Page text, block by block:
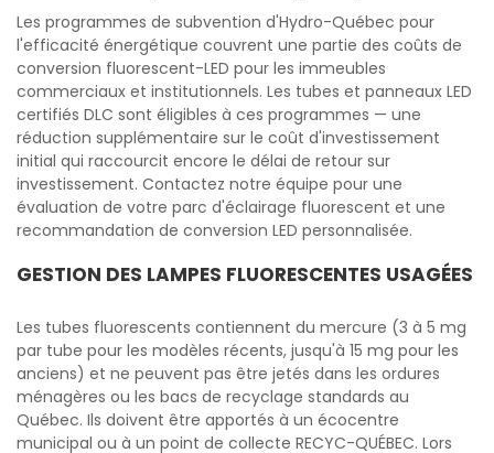
Les programmes de subvention d'Hydro-Québec pour
l'efficacité énergétique couvrent une partie des coûts de
conversion fluorescent-LED pour les immeubles
commerciaux et institutionnels. Les tubes et panneaux LED
certifiés DLC sont éligibles à ces programmes — une
réduction supplémentaire sur le coût d'investissement
initial qui raccourcit encore le délai de retour sur
investissement. Contactez notre équipe pour une
évaluation de votre parc d'éclairage fluorescent et une
recommandation de conversion LED personnalisée.
GESTION DES LAMPES FLUORESCENTES USAGÉES
Les tubes fluorescents contiennent du mercure (3 à 5 mg
par tube pour les modèles récents, jusqu'à 15 mg pour les
anciens) et ne peuvent pas être jetés dans les ordures
ménagères ou les bacs de recyclage standards au
Québec. Ils doivent être apportés à un écocentre
municipal ou à un point de collecte RECYC-QUÉBEC. Lors